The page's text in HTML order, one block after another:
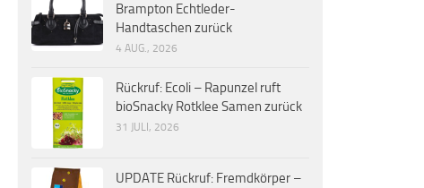
Brampton Echtleder-
Handtaschen zurück
4 AUG., 2026
Rückruf: Ecoli – Rapunzel ruft
bioSnacky Rotklee Samen zurück
31 JULI, 2026
UPDATE Rückruf: Fremdkörper –